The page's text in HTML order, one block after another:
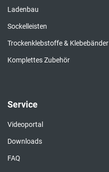
Ladenbau
Sockelleisten
Trockenklebstoffe & Klebebänder
Komplettes Zubehör
Service
Videoportal
Downloads
FAQ